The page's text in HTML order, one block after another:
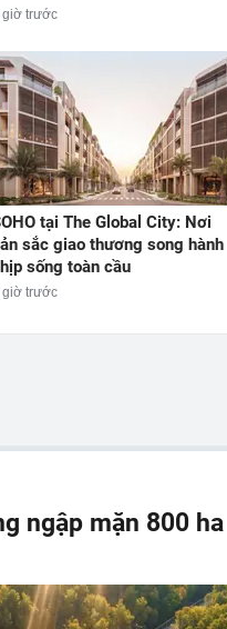
giờ trước
tại The Global City: Nơi
sắc giao thương song hành
sống toàn cầu
giờ trước
ngập mặn 800 ha